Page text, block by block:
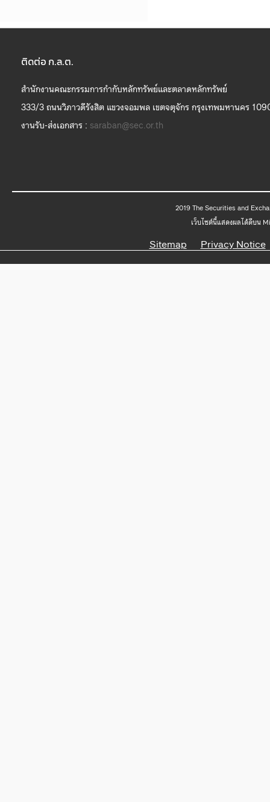
ติดต่อ ก.ล.ต.
สำนักงานคณะกรรมการกำกับหลักทรัพย์และตลาดหลักทรัพย์
333/3 ถนนวิภาวดีรังสิต แขวงจอมพล เขตจตุจักร กรุงเทพมหานคร
งานรับ-ส่งเอกสาร : saraban@sec.or.th
2019
เว็บไซต์นี้แสดงผลได้ดีบน
Sitemap Privacy Notice